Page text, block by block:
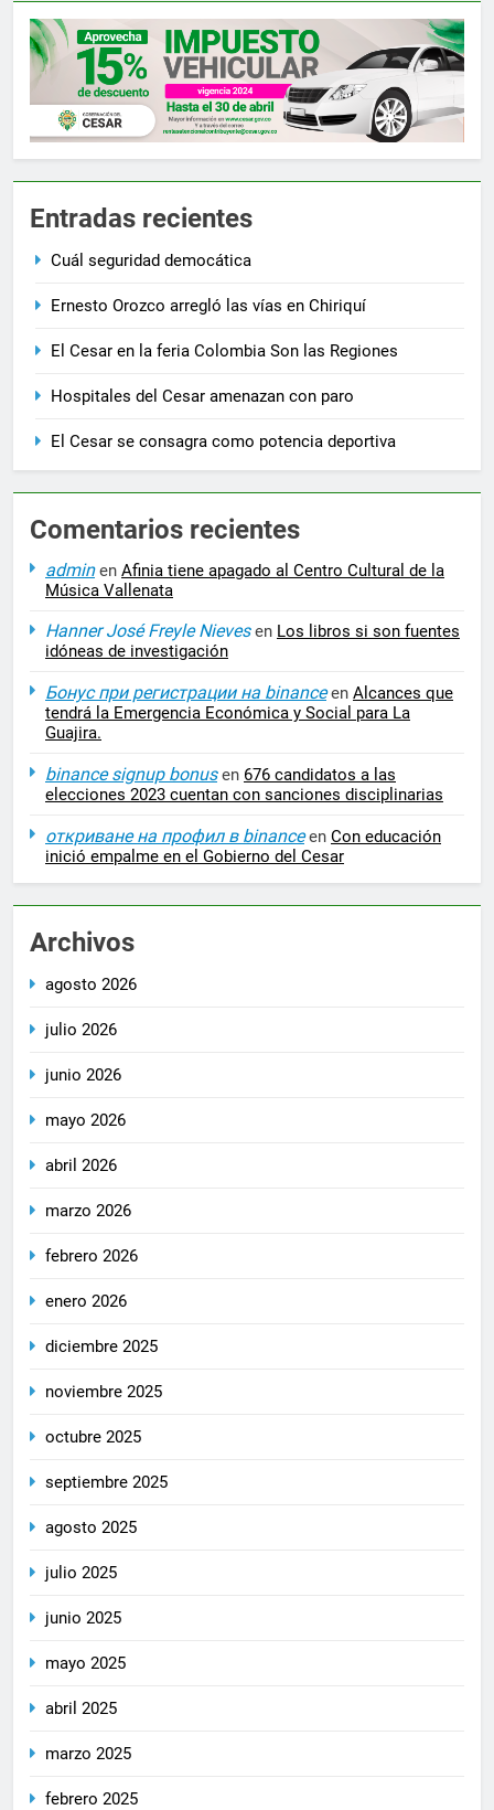
Entradas recientes
Cuál seguridad democática
Ernesto Orozco arregló las vías en Chiriquí
El Cesar en la feria Colombia Son las Regiones
Hospitales del Cesar amenazan con paro
El Cesar se consagra como potencia deportiva
Comentarios recientes
adminen Afinia tiene apagado al Centro Cultural de la
Música Vallenata
Hanner José Freyle Nievesen Los libros si son fuentes
idóneas de investigación
Бонус при регистрации на binanceen Alcances que
tendrá la Emergencia Económica y Social para La
Guajira.
binance signup bonusen 676 candidatos a las
elecciones 2023 cuentan con sanciones disciplinarias
откриване на профил в binanceen Con educación
inició empalme en el Gobierno del Cesar
Archivos
agosto 2026
julio 2026
junio 2026
mayo 2026
abril 2026
marzo 2026
febrero 2026
enero 2026
diciembre 2025
noviembre 2025
octubre 2025
septiembre 2025
agosto 2025
julio 2025
junio 2025
mayo 2025
abril 2025
marzo 2025
febrero 2025